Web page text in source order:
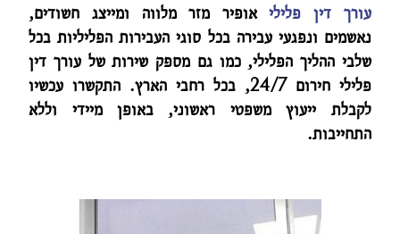
עורך דין פליליאופיר מזר מלווה ומייצג חשודים,
נאשמים ונפגעי עבירה בכל סוגי העבירות הפליליות בכל
שלבי ההליך הפלילי, כמו גם מספק שירות של עורך דין
פלילי חירום 24/7, בכל רחבי הארץ. התקשרו עכשיו
לקבלת ייעוץ משפטי ראשוני, באופן מיידי וללא
התחייבות.